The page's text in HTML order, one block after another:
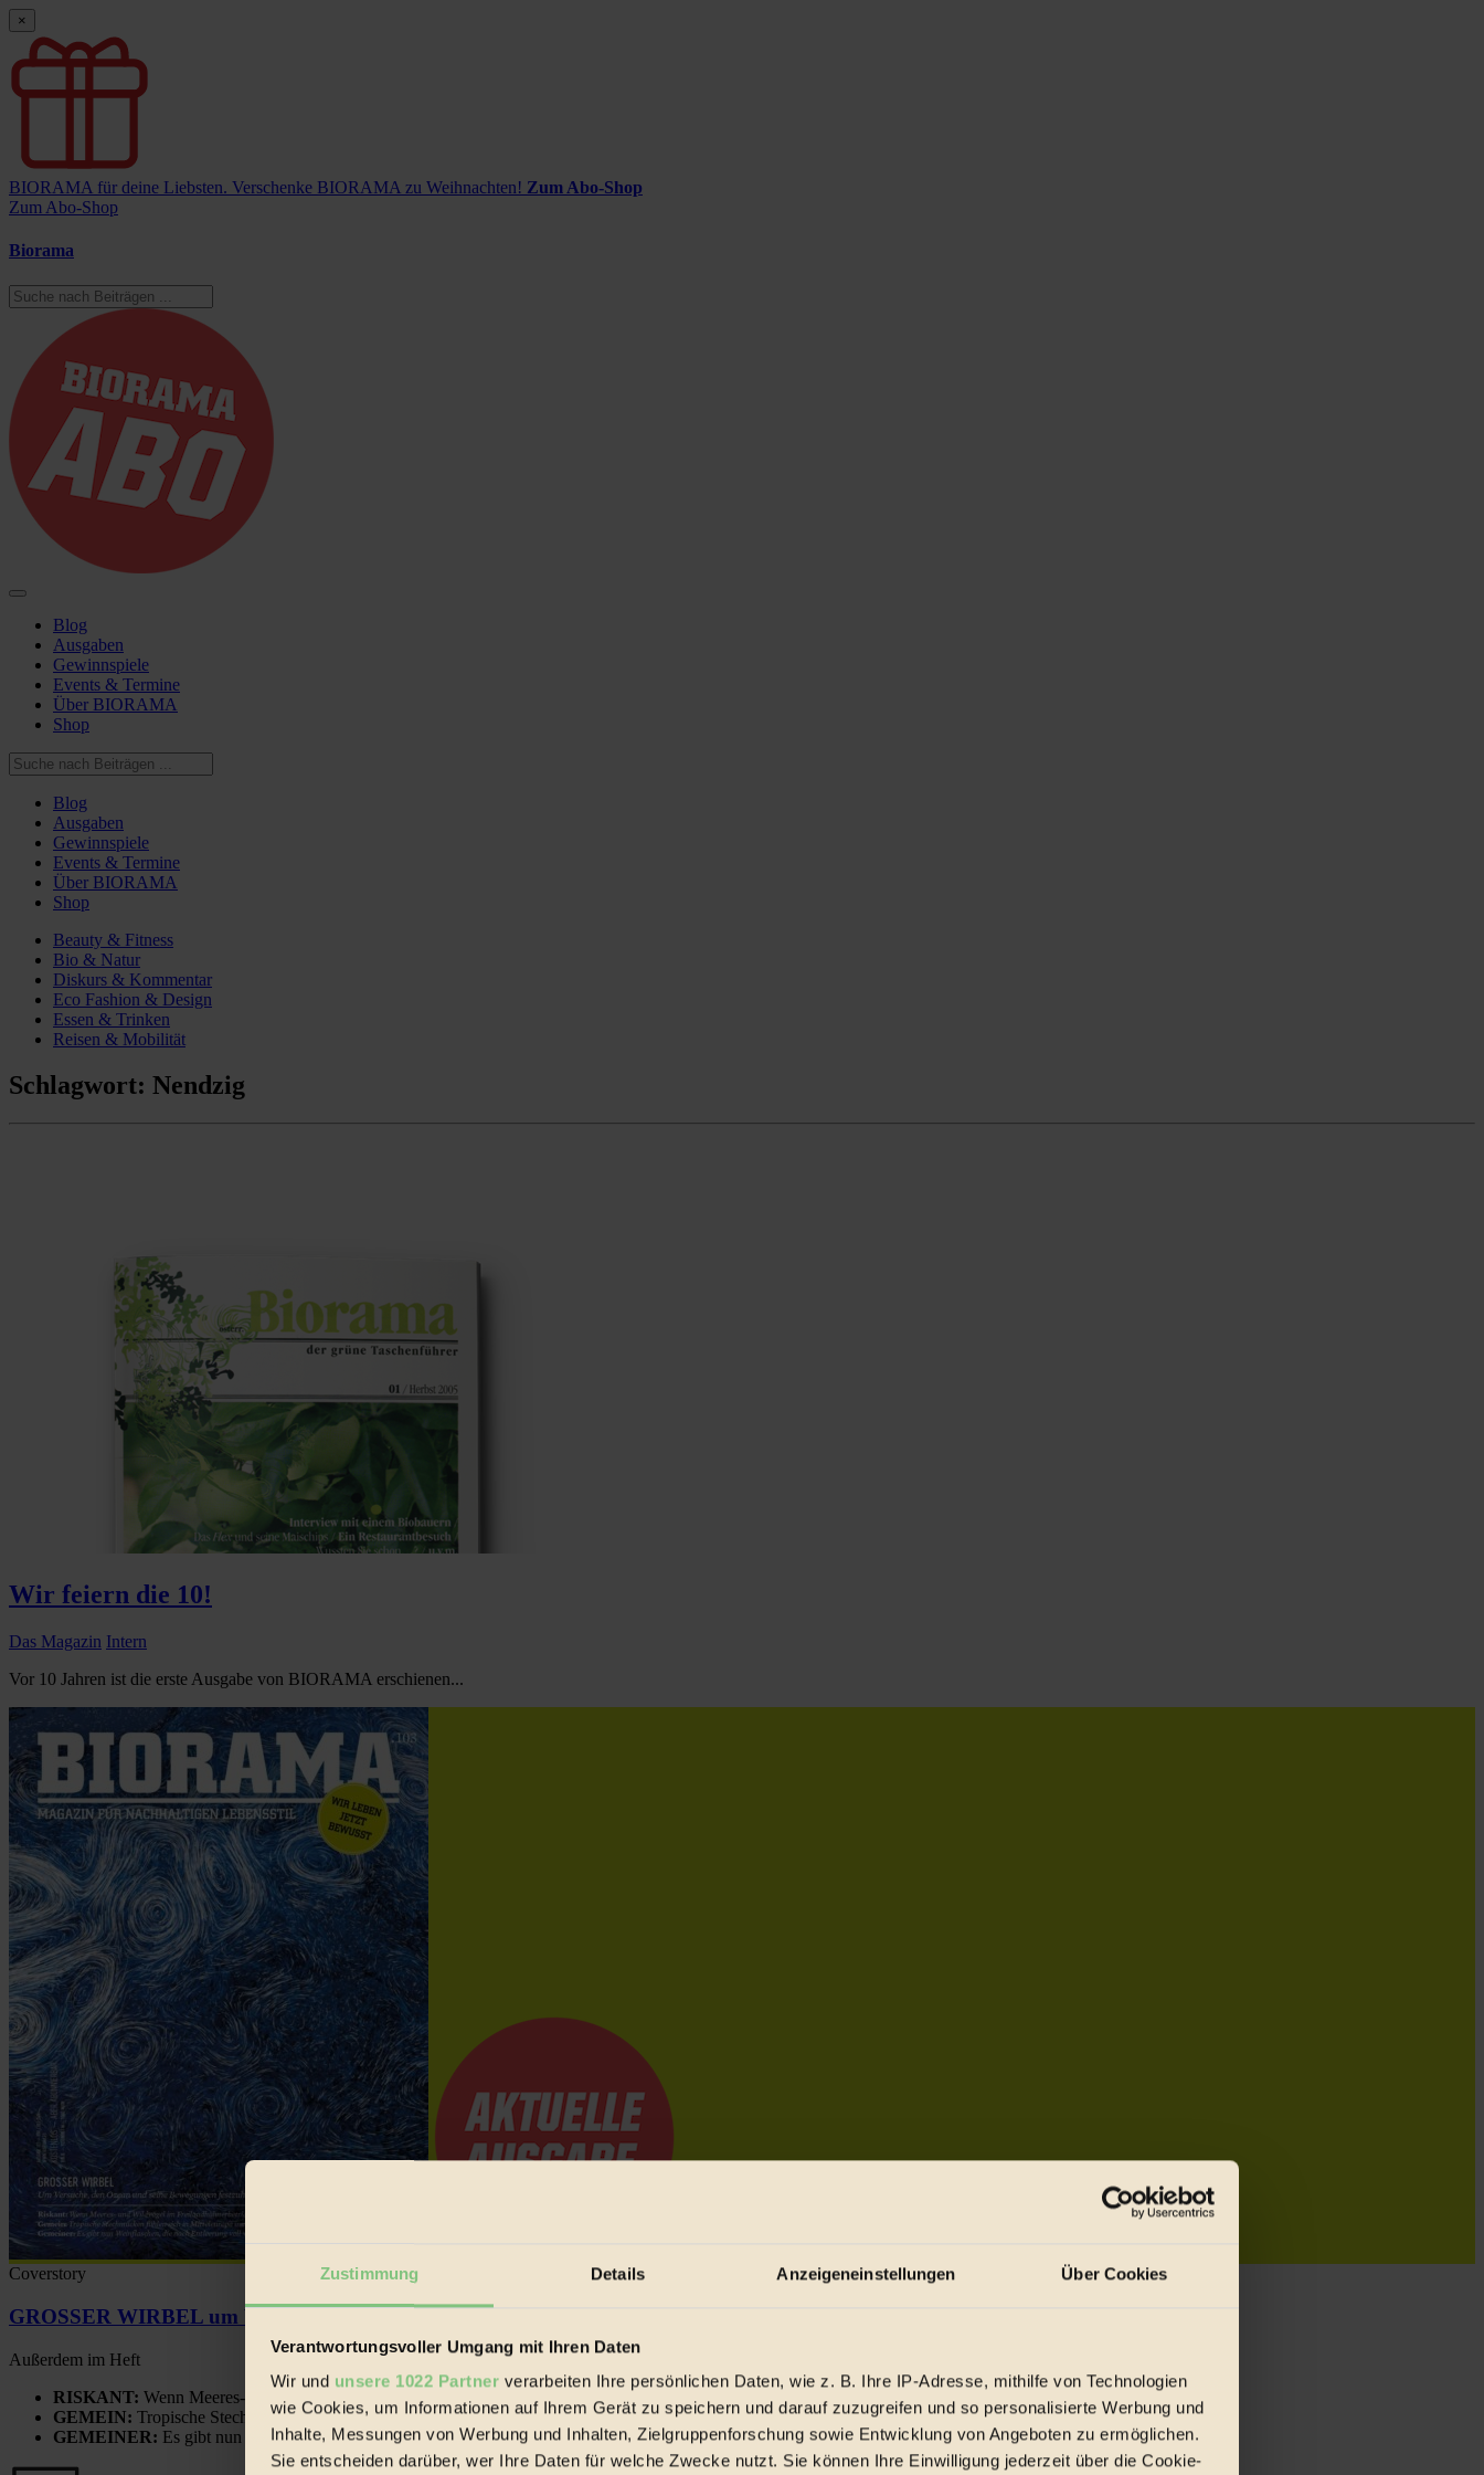
Zustimmung Details Anzeigeneinstellungen Über Cookies
Verantwortungsvoller Umgang mit Ihren Daten
Wir und unsere 1022 Partner verarbeiten Ihre persönlichen Daten, wie z. B. Ihre IP-Adresse, mithilfe von Technologien
wie Cookies, um Informationen auf Ihrem Gerät zu speichern und darauf zuzugreifen und so personalisierte Werbung und
Inhalte, Messungen von Werbung und Inhalten, Zielgruppenforschung sowie Entwicklung von Angeboten zu ermöglichen.
Sie entscheiden darüber, wer Ihre Daten für welche Zwecke nutzt. Sie können Ihre Einwilligung jederzeit über die Cookie-
×
BIORAMA für deine Liebsten. Verschenke BIORAMA zu Weihnachten! Zum Abo-Shop
Zum Abo-Shop
Biorama
Blog
Ausgaben
Gewinnspiele
Events & Termine
Über BIORAMA
Shop
Blog
Ausgaben
Gewinnspiele
Events & Termine
Über BIORAMA
Shop
Beauty & Fitness
Bio & Natur
Diskurs & Kommentar
Eco Fashion & Design
Essen & Trinken
Reisen & Mobilität
Schlagwort: Nendzig
Wir feiern die 10!
Das Magazin Intern
Vor 10 Jahren ist die erste Ausgabe von BIORAMA erschienen...
Coverstory
GROSSER WIRBEL um Versuche, den Ozean und seine Bewegungen festzuhalten.
Außerdem im Heft
RISKANT: Wenn Meeres- und Wildvögel im Freilandhühnerbetrieb vorbeischauen.
GEMEIN: Tropische Stechmücken fühlen sich in Mitteleuropa inziwschen oft zu Hause.
GEMEINER: Es gibt nun Weinflaschen, die nach Entleerung voll wieder zu dir zurückkommen.